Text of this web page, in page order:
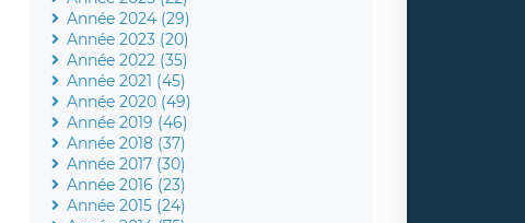
Année 2024 (29)
Année 2023 (20)
Année 2022 (35)
Année 2021 (45)
Année 2020 (49)
Année 2019 (46)
Année 2018 (37)
Année 2017 (30)
Année 2016 (23)
Année 2015 (24)